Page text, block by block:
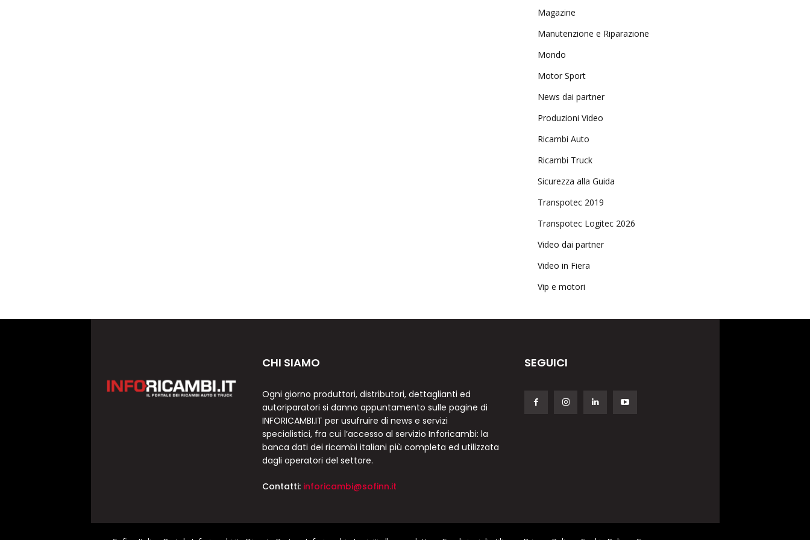
Magazine
Manutenzione e Riparazione
Mondo
Motor Sport
News dai partner
Produzioni Video
Ricambi Auto
Ricambi Truck
Sicurezza alla Guida
Transpotec 2019
Transpotec Logitec 2026
Video dai partner
Video in Fiera
Vip e motori
CHI SIAMO
Ogni giorno produttori, distributori, dettaglianti ed
autoriparatori si danno appuntamento sulle pagine di
INFORICAMBI.IT per usufruire di news e servizi
specialistici, fra cui l’accesso al servizio Inforicambi: la
banca dati dei ricambi italiani più completa ed utilizzata
dagli operatori del settore.
Contatti: inforicambi@sofinn.it
SEGUICI